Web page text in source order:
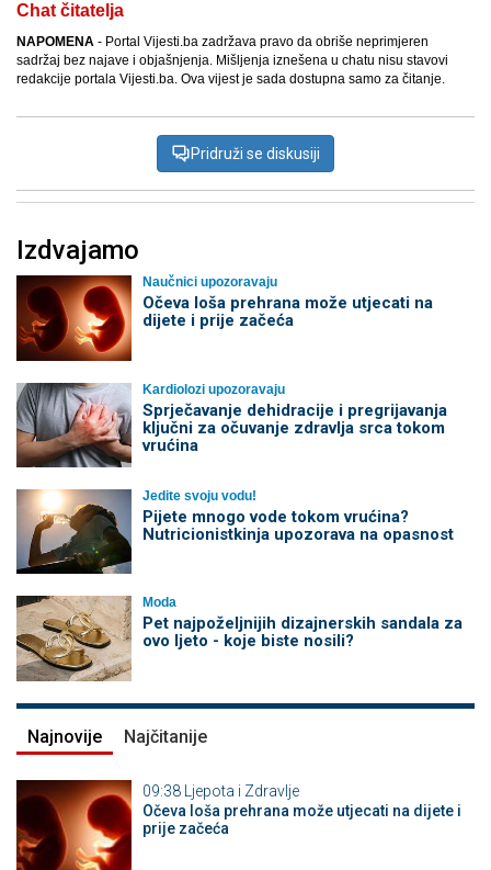
Chat čitatelja
NAPOMENA - Portal Vijesti.ba zadržava pravo da obriše neprimjeren
sadržaj bez najave i objašnjenja. Mišljenja iznešena u chatu nisu stavovi
redakcije portala Vijesti.ba. Ova vijest je sada dostupna samo za čitanje.
Pridruži se diskusiji
Izdvajamo
Naučnici upozoravaju
Očeva loša prehrana može utjecati na
dijete i prije začeća
Kardiolozi upozoravaju
Sprječavanje dehidracije i pregrijavanja
ključni za očuvanje zdravlja srca tokom
vrućina
Jedite svoju vodu!
Pijete mnogo vode tokom vrućina?
Nutricionistkinja upozorava na opasnost
Moda
Pet najpoželjnijih dizajnerskih sandala za
ovo ljeto - koje biste nosili?
Najnovije Najčitanije
09:38
Ljepota i Zdravlje
Očeva loša prehrana može utjecati na dijete i
prije začeća